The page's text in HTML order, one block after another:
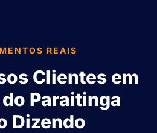
REAIS
Clientes em
Paraitinga
Dizendo